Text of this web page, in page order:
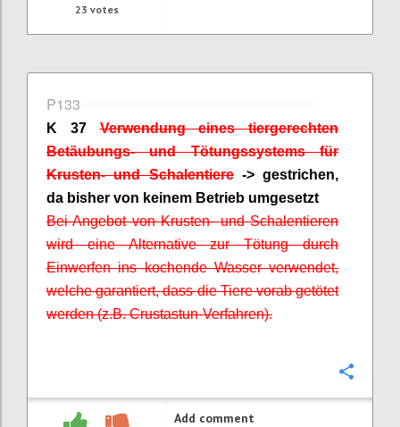
23 votes
P133
K 37Verwendung eines tiergerechten
Betäubungs- und Tötungssystems für
Krusten- und Schalentiere-> gestrichen,
da bisher von keinem Betrieb umgesetzt
Bei Angebot von Krusten- und Schalentieren
wird eine Alternative zur Tötung durch
Einwerfen ins kochende Wasser verwendet,
welche garantiert, dass die Tiere vorab getötet
werden (z.B.Crustastun-Verfahren).
Add comment